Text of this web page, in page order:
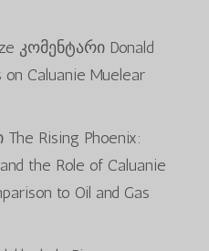
კომენტარი Donald
Caluanie Muelear
The Rising Phoenix:
the Role of Caluanie
to Oil and Gas